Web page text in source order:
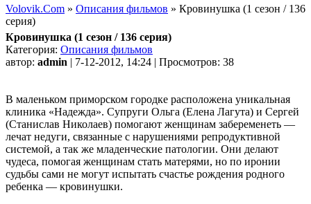
Volovik.Com » Описания фильмов » Кровинушка (1 сезон / 136
серия)
Кровинушка (1 сезон / 136 серия)
Категория: Описания фильмов
автор: admin | 7-12-2012, 14:24 | Просмотров: 38
В маленьком приморском городке расположена уникальная
клиника «Надежда». Супруги Ольга (Елена Лагута) и Сергей
(Станислав Николаев) помогают женщинам забеременеть —
лечат недуги, связанные с нарушениями репродуктивной
системой, а так же младенческие патологии. Они делают
чудеса, помогая женщинам стать матерями, но по иронии
судьбы сами не могут испытать счастье рождения родного
ребенка — кровинушки.